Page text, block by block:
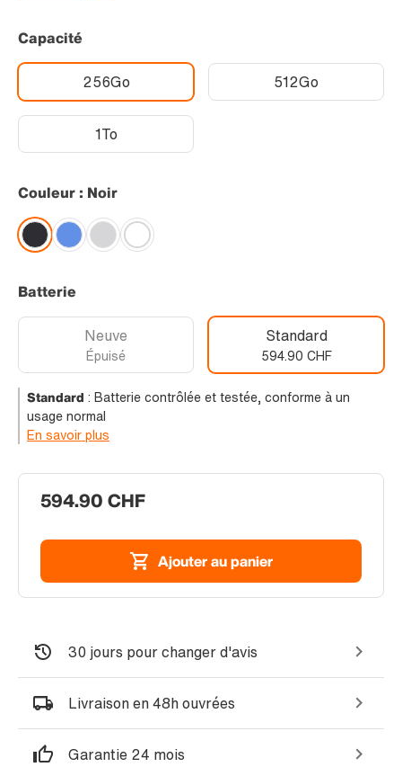
594.90 CHF
Ajouter au panier
Capacité
256Go 512Go
1To
Couleur : Noir
Batterie
Neuve
Épuisé
Standard
594.90 CHF
Standard : Batterie contrôlée et testée, conforme à un
usage normal
En savoir plus
30 jours pour changer d'avis
Livraison en 48h ouvrées
Garantie 24 mois